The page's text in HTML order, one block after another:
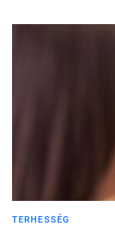
TERHESSÉG